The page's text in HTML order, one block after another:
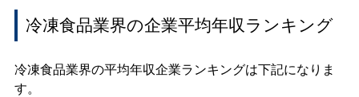
冷凍食品業界の企業平均年収ランキング
冷凍食品業界の平均年収企業ランキングは下記になりま
す。